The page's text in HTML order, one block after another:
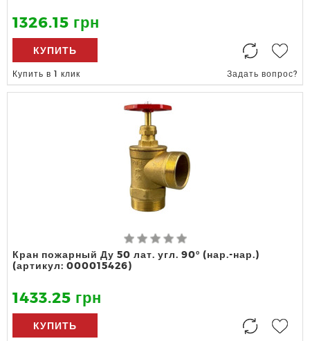
1326.15 грн
КУПИТЬ
Купить в 1 клик Задать вопрос?
Кран пожарный Ду 50 лат. угл. 90º (нар.-нар.)
(артикул: 000015426)
1433.25 грн
КУПИТЬ